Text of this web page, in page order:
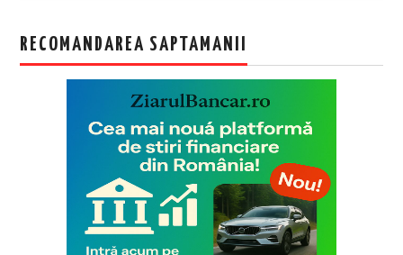
RECOMANDAREA SAPTAMANII